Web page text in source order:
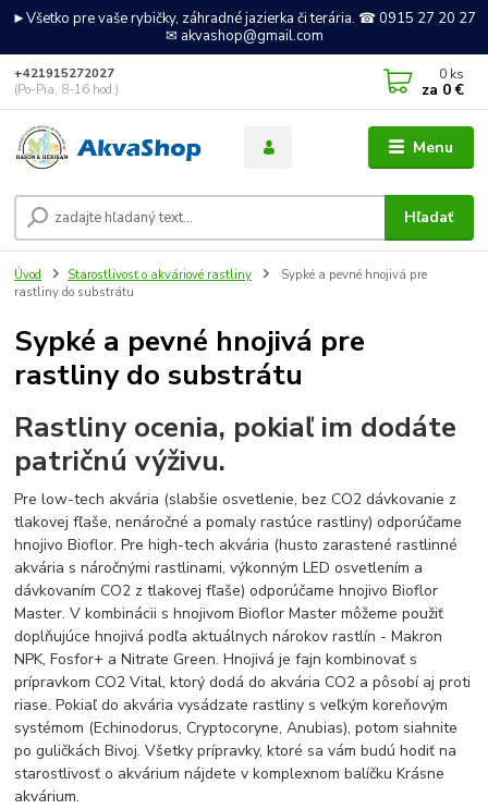
►Všetko pre vaše rybičky, záhradné jazierka či terária. ☎ 0915 27 20 27
✉ akvashop@gmail.com
Menu
Hľadať
+421915272027
(Po-Pia, 8-16 hod.)
0 ks
za 0 €
Úvod Starostlivosť o akváriové rastliny
Sypké a pevné hnojivá pre
rastliny do substrátu
Sypké a pevné hnojivá pre
rastliny do substrátu
Rastliny ocenia, pokiaľ im dodáte
patričnú výživu.
Pre low-tech akvária (slabšie osvetlenie, bez CO2 dávkovanie z
tlakovej fľaše, nenáročné a pomaly rastúce rastliny) odporúčame
hnojivo Bioflor. Pre high-tech akvária (husto zarastené rastlinné
akvária s náročnými rastlinami, výkonným LED osvetlením a
dávkovaním CO2 z tlakovej fľaše) odporúčame hnojivo Bioflor
Master. V kombinácii s hnojivom Bioflor Master môžeme použiť
doplňujúce hnojivá podľa aktuálnych nárokov rastlín - Makron
NPK, Fosfor+ a Nitrate Green. Hnojivá je fajn kombinovať s
prípravkom CO2 Vital, ktorý dodá do akvária CO2 a pôsobí aj proti
riase. Pokiaľ do akvária vysádzate rastliny s veľkým koreňovým
systémom (Echinodorus, Cryptocoryne, Anubias), potom siahnite
po guličkách Bivoj. Všetky prípravky, ktoré sa vám budú hodiť na
starostlivosť o akvárium nájdete v komplexnom balíčku Krásne
akvárium.